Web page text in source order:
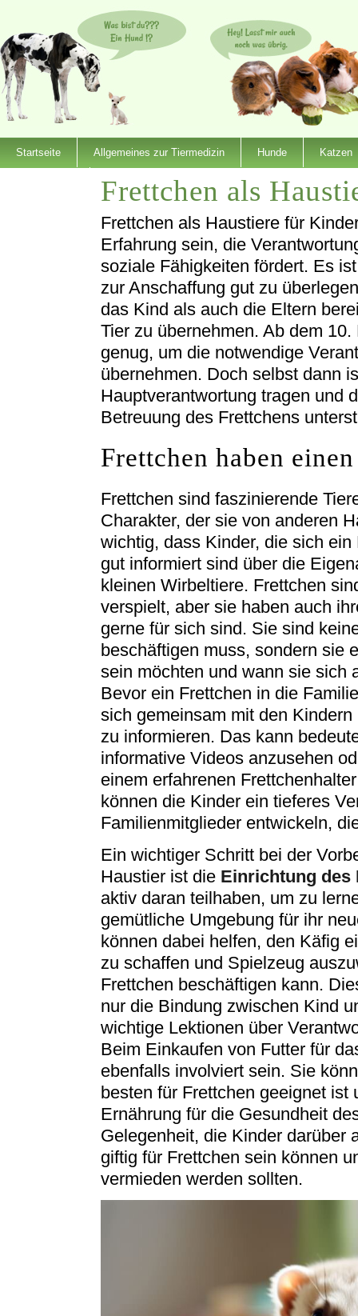
Startseite Allgemeines zur Tiermedizin Hunde Katzen
Frettchen als
Frettchen als Haustiere für
Erfahrung sein, die
soziale Fähigkeiten fördert. Es
zur Anschaffung gut zu
das Kind als auch die Eltern
Tier zu übernehmen. Ab dem
genug, um die notwendige
übernehmen. Doch selbst dann
Hauptverantwortung tragen und
Betreuung des Frettchens
Frettchen haben
Frettchen sind faszinierende
Charakter, der sie von anderen
wichtig, dass Kinder, die sich
gut informiert sind über die
kleinen Wirbeltiere. Frettchen
verspielt, aber sie haben auch
gerne für sich sind. Sie sind
beschäftigen muss, sondern sie
sein möchten und wann sie sich
Bevor ein Frettchen in die
sich gemeinsam mit den
zu informieren. Das kann
informative Videos anzusehen
einem erfahrenen
können die Kinder ein tieferes
Familienmitglieder entwickeln,
Ein wichtiger Schritt bei der
Haustier ist die Einrichtung des
aktiv daran teilhaben, um zu
gemütliche Umgebung für ihr
können dabei helfen, den Käfig
zu schaffen und Spielzeug
Frettchen beschäftigen kann.
nur die Bindung zwischen Kind
wichtige Lektionen über
Beim Einkaufen von Futter für
ebenfalls involviert sein. Sie
besten für Frettchen geeignet
Ernährung für die Gesundheit
Gelegenheit, die Kinder darüber
giftig für Frettchen sein können
vermieden werden sollten.